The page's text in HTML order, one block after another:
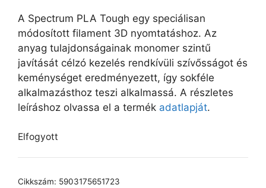
A Spectrum PLA Tough egy speciálisan
módosított filament 3D nyomtatáshoz. Az
anyag tulajdonságainak monomer szintű
javítását célzó kezelés rendkívüli szívősságot és
keménységet eredményezett, így sokféle
alkalmazásthoz teszi alkalmassá. A részletes
leíráshoz olvassa el a termék adatlapját.
Elfogyott
Cikkszám: 5903175651723